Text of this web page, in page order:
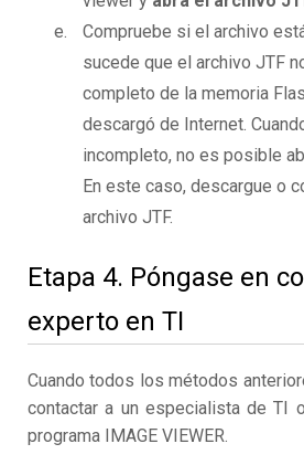
Compruebe si el archivo
sucede que el archivo JTF
completo de la memoria
descargó de Internet.
incompleto, no es posible
En este caso, descargue o
archivo JTF.
Etapa 4. Póngase en
experto en TI
Cuando todos los métodos
contactar a un especialista de TI
programa IMAGE VIEWER.